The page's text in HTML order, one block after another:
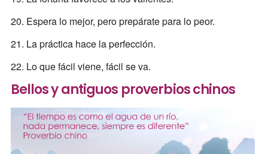
20. Espera lo mejor, pero prepárate para lo peor.
21. La práctica hace la perfección.
22. Lo que fácil viene, fácil se va.
Bellos y antiguos proverbios chinos